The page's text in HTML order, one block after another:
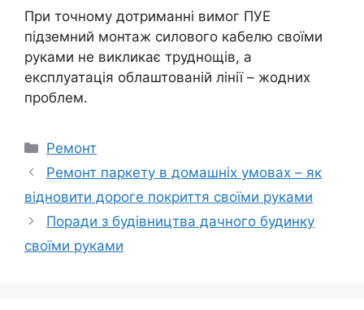
При точному дотриманні вимог ПУЕ
підземний монтаж силового кабелю своїми
руками не викликає труднощів, а
експлуатація облаштованій лінії – жодних
проблем.
Категорії
Ремонт
Ремонт паркету в домашніх умовах – як
відновити дороге покриття своїми руками
Поради з будівництва дачного будинку
своїми руками